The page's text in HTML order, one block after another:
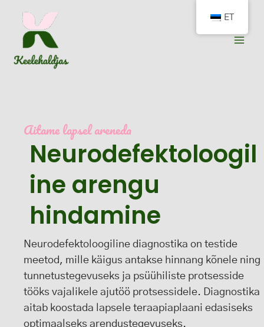
content
Aitame lapsel areneda
Neurodefektoloogil
ine arengu
hindamine
Neurodefektoloogiline diagnostika on testide
meetod, mille käigus antakse hinnang kõnele ning
tunnetustegevuseks ja psüühiliste protsesside
tööks vajalikele ajutöö protsessidele. Diagnostika
aitab koostada lapsele teraapiaplaani edasiseks
optimaalseks arendustegevuseks.
ET